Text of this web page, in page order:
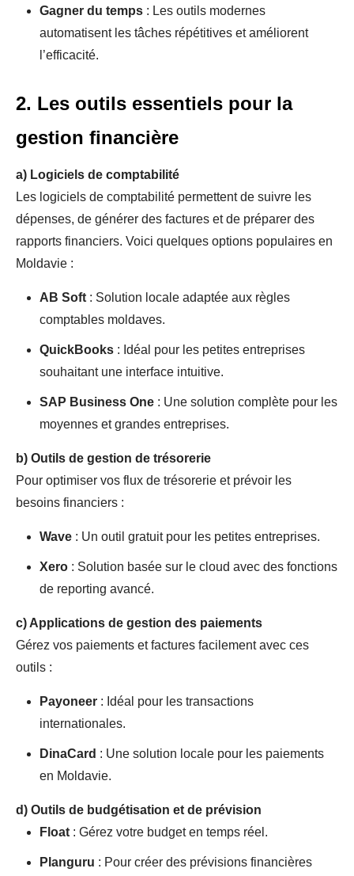
Gagner du temps : Les outils modernes
automatisent les tâches répétitives et améliorent
l’efficacité.
2. Les outils essentiels pour la
gestion financière
a) Logiciels de comptabilité
Les logiciels de comptabilité permettent de suivre les
dépenses, de générer des factures et de préparer des
rapports financiers. Voici quelques options populaires en
Moldavie :
AB Soft : Solution locale adaptée aux règles
comptables moldaves.
QuickBooks : Idéal pour les petites entreprises
souhaitant une interface intuitive.
SAP Business One : Une solution complète pour les
moyennes et grandes entreprises.
b) Outils de gestion de trésorerie
Pour optimiser vos flux de trésorerie et prévoir les
besoins financiers :
Wave : Un outil gratuit pour les petites entreprises.
Xero : Solution basée sur le cloud avec des fonctions
de reporting avancé.
c) Applications de gestion des paiements
Gérez vos paiements et factures facilement avec ces
outils :
Payoneer : Idéal pour les transactions
internationales.
DinaCard : Une solution locale pour les paiements
en Moldavie.
d) Outils de budgétisation et de prévision
Float : Gérez votre budget en temps réel.
Planguru : Pour créer des prévisions financières